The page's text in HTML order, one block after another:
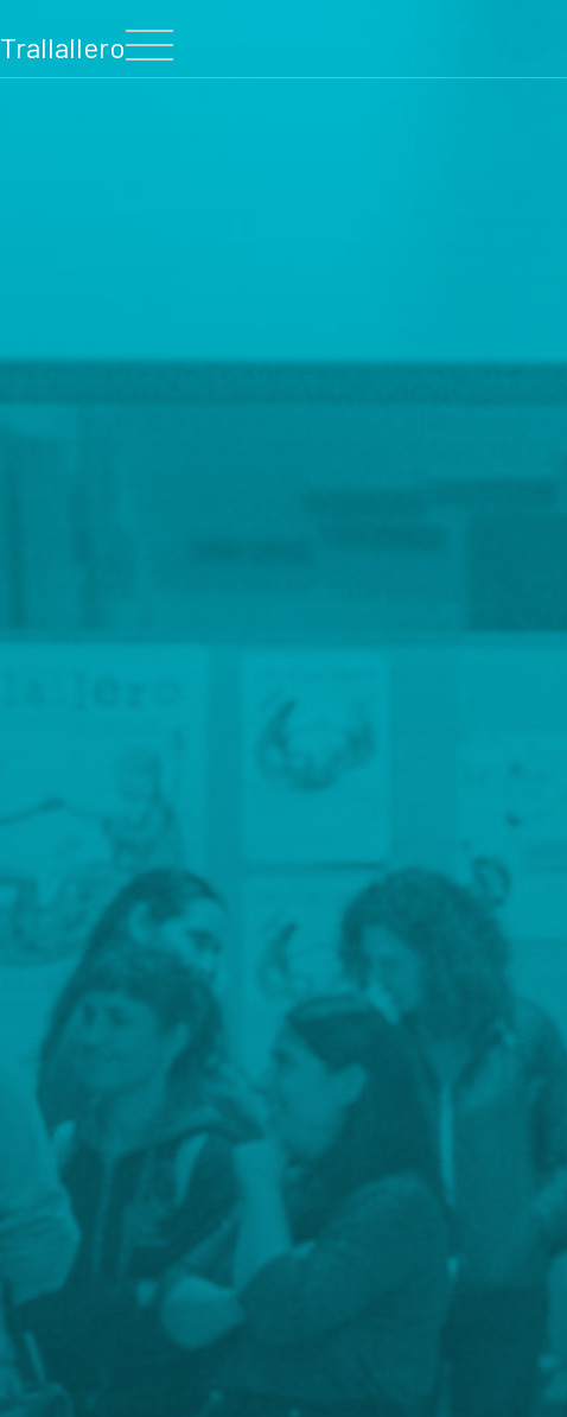
Trallallero